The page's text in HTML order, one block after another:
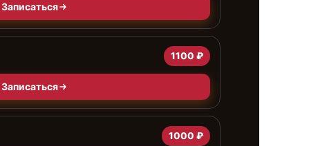
Записаться
1100 ₽
Записаться
1000 ₽